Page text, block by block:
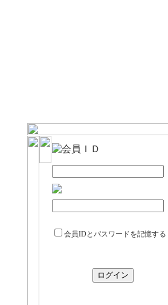
会員IDとパスワードを記憶する